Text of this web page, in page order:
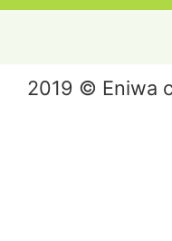
2019 © Eniwa